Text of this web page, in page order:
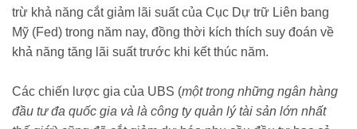
trừ khả năng cắt giảm lãi suất của Cục Dự trữ Liên bang
Mỹ (Fed) trong năm nay, đồng thời kích thích suy đoán về
khả năng tăng lãi suất trước khi kết thúc năm.
Các chiến lược gia của UBS (một trong những ngân hàng
đầu tư đa quốc gia và là công ty quản lý tài sản lớn nhất